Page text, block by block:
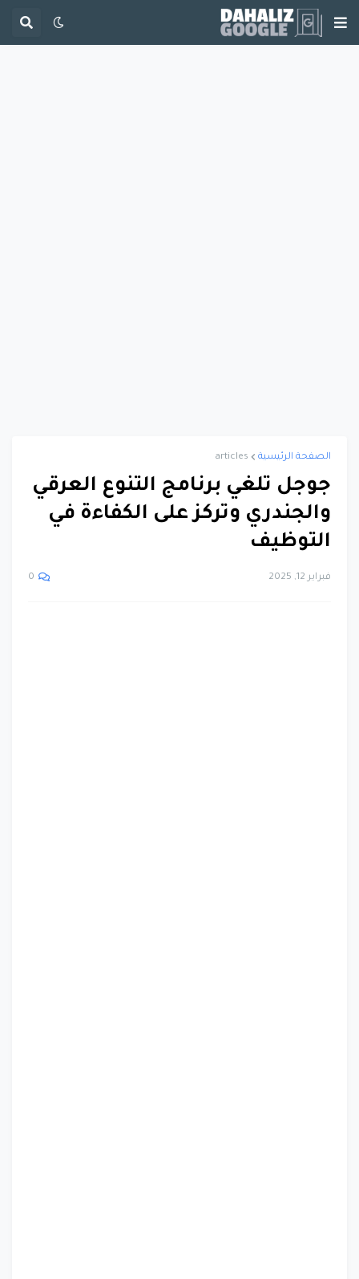
الصفحة الرئيسية articles
جوجل تلغي برنامج التنوع العرقي
والجندري وتركز على الكفاءة في
التوظيف
فبراير 12, 2025 0